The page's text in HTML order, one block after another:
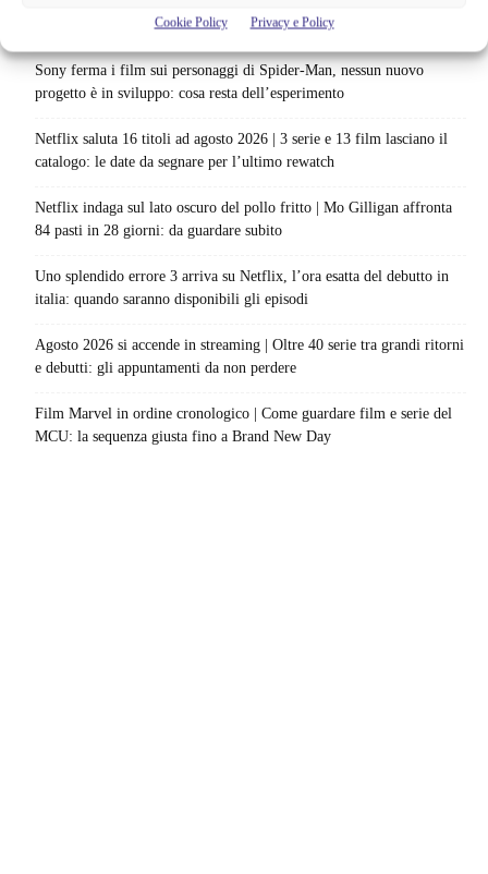
Cookie Policy Privacy e Policy
scenario: una nuova sfida senza via di fuga
Sony ferma i film sui personaggi di Spider-Man, nessun nuovo
progetto è in sviluppo: cosa resta dell’esperimento
Netflix saluta 16 titoli ad agosto 2026 | 3 serie e 13 film lasciano il
catalogo: le date da segnare per l’ultimo rewatch
Netflix indaga sul lato oscuro del pollo fritto | Mo Gilligan affronta
84 pasti in 28 giorni: da guardare subito
Uno splendido errore 3 arriva su Netflix, l’ora esatta del debutto in
italia: quando saranno disponibili gli episodi
Agosto 2026 si accende in streaming | Oltre 40 serie tra grandi ritorni
e debutti: gli appuntamenti da non perdere
Film Marvel in ordine cronologico | Come guardare film e serie del
MCU: la sequenza giusta fino a Brand New Day